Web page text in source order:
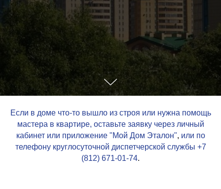
Если в доме что-то вышло из строя или нужна помощь
мастера в квартире, оставьте заявку через личный
кабинет или приложение "Мой Дом Эталон", или по
телефону круглосуточной диспетчерской службы +7
(812) 671-01-74.